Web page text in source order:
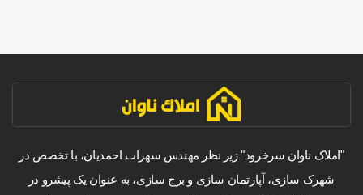
"املاک ناوان سرخرود" زیر نظر مهندس سهراب احمدیان، با تخصص در
شهرک سازی، آپارتمان سازی و برج سازی، به عنوان یک پیشرو در